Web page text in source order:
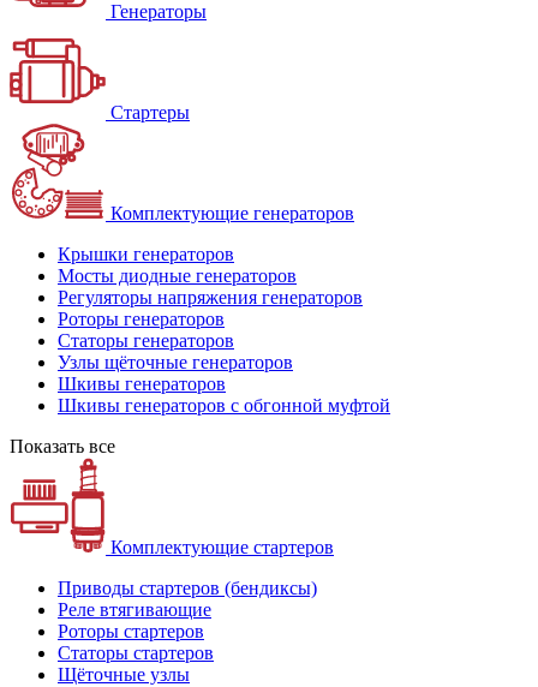
Генераторы
Стартеры
Комплектующие генераторов
Крышки генераторов
Мосты диодные генераторов
Регуляторы напряжения генераторов
Роторы генераторов
Статоры генераторов
Узлы щёточные генераторов
Шкивы генераторов
Шкивы генераторов с обгонной муфтой
Показать все
Комплектующие стартеров
Приводы стартеров (бендиксы)
Реле втягивающие
Роторы стартеров
Статоры стартеров
Щёточные узлы